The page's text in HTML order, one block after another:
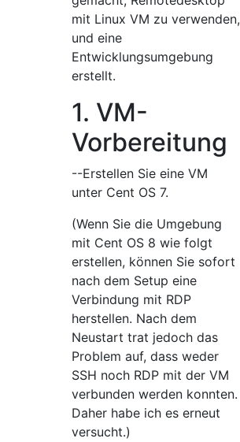
mit Linux VM zu verwenden,
und eine
Entwicklungsumgebung
erstellt.
1. VM-
Vorbereitung
--Erstellen Sie eine VM
unter Cent OS 7.
(Wenn Sie die Umgebung
mit Cent OS 8 wie folgt
erstellen, können Sie sofort
nach dem Setup eine
Verbindung mit RDP
herstellen. Nach dem
Neustart trat jedoch das
Problem auf, dass weder
SSH noch RDP mit der VM
verbunden werden konnten.
Daher habe ich es erneut
versucht.)